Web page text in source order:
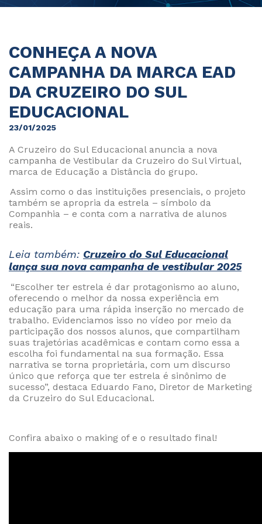
CONHEÇA A NOVA
CAMPANHA DA MARCA EAD
DA CRUZEIRO DO SUL
EDUCACIONAL
23/01/2025
A Cruzeiro do Sul Educacional anuncia a nova
campanha de Vestibular da Cruzeiro do Sul Virtual,
marca de Educação a Distância do grupo.
Assim como o das instituições presenciais, o projeto
também se apropria da estrela – símbolo da
Companhia – e conta com a narrativa de alunos
reais.
Leia também: Cruzeiro do Sul Educacional
lança sua nova campanha de vestibular 2025
“Escolher ter estrela é dar protagonismo ao aluno,
oferecendo o melhor da nossa experiência em
educação para uma rápida inserção no mercado de
trabalho. Evidenciamos isso no vídeo por meio da
participação dos nossos alunos, que compartilham
suas trajetórias acadêmicas e contam como essa a
escolha foi fundamental na sua formação. Essa
narrativa se torna proprietária, com um discurso
único que reforça que ter estrela é sinônimo de
sucesso”, destaca Eduardo Fano, Diretor de Marketing
da Cruzeiro do Sul Educacional.
Confira abaixo o making of e o resultado final!